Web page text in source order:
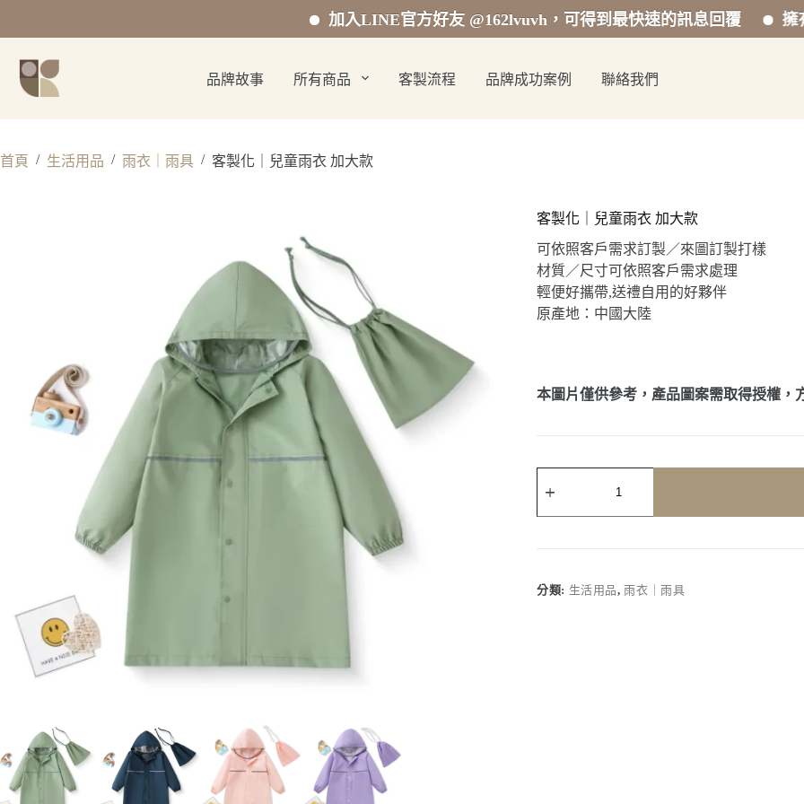
加入LINE官方好友 @162lvuvh，可得到最快速的訊息回覆 擁有專業的
容
品牌故事 所有商品 客製流程 品牌成功案例 聯絡我們
首頁 / 生活用品 / 雨衣｜雨具 / 客製化｜兒童雨衣 加大款
客製化｜兒童雨衣 加大款
可依照客戶需求訂製／來圖訂製打樣
材質／尺寸可依照客戶需求處理
輕便好攜帶,送禮自用的好夥伴
原產地：中國大陸
本圖片僅供參考，產品圖案需取得授權，
製
化
雨
分類: 生活用品,雨衣｜雨具